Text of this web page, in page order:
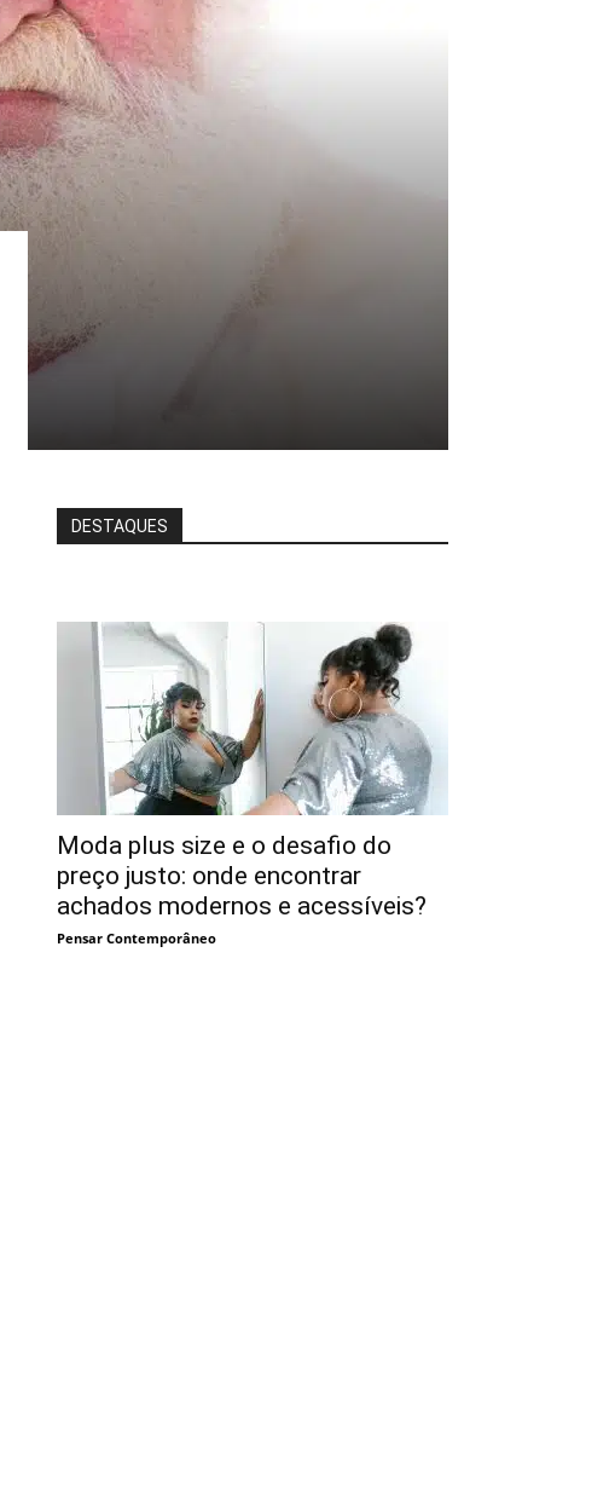
DESTAQUES
Moda plus size e o desafio do
preço justo: onde encontrar
achados modernos e acessíveis?
Pensar Contemporâneo